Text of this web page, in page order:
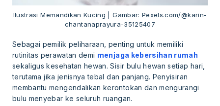
Ilustrasi Memandikan Kucing | Gambar: Pexels.com/@karin-
chantanaprayura-35125407
Sebagai pemilik peliharaan, penting untuk memiliki
rutinitas perawatan demi menjaga kebersihan rumah
sekaligus kesehatan hewan. Sisir bulu hewan setiap hari,
terutama jika jenisnya tebal dan panjang. Penyisiran
membantu mengendalikan kerontokan dan mengurangi
bulu menyebar ke seluruh ruangan.